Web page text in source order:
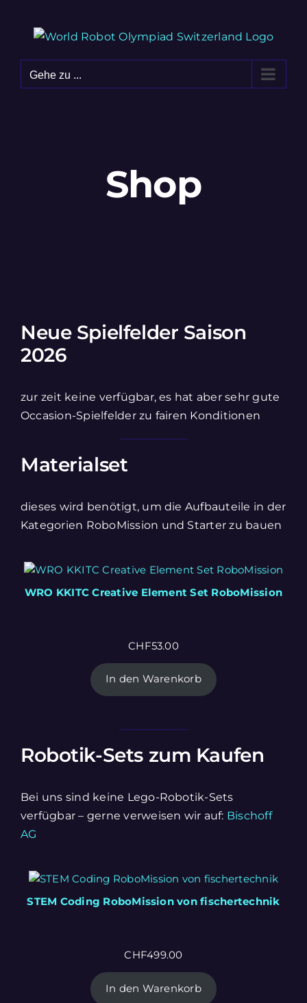
Gehe zu ...
Shop
Neue Spielfelder Saison
2026
zur zeit keine verfügbar, es hat aber sehr gute
Occasion-Spielfelder zu fairen Konditionen
Materialset
dieses wird benötigt, um die Aufbauteile in der
Kategorien RoboMission und Starter zu bauen
WRO KKITC Creative Element Set RoboMission
CHF53.00
In den Warenkorb
Robotik-Sets zum Kaufen
Bei uns sind keine Lego-Robotik-Sets
verfügbar – gerne verweisen wir auf: Bischoff
AG
STEM Coding RoboMission von fischertechnik
CHF499.00
In den Warenkorb